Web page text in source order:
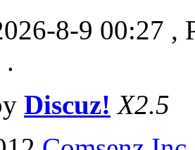
8-9 00:27 ,
.
Discuz! X2.5